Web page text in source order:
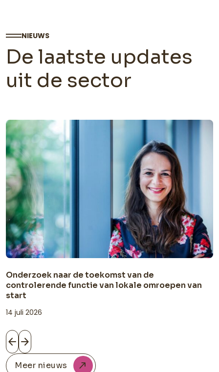
NIEUWS
De laatste updates
uit de sector
Onderzoek naar de toekomst van de
controlerende functie van lokale omroepen van
start
14 juli 2026
Meer nieuws